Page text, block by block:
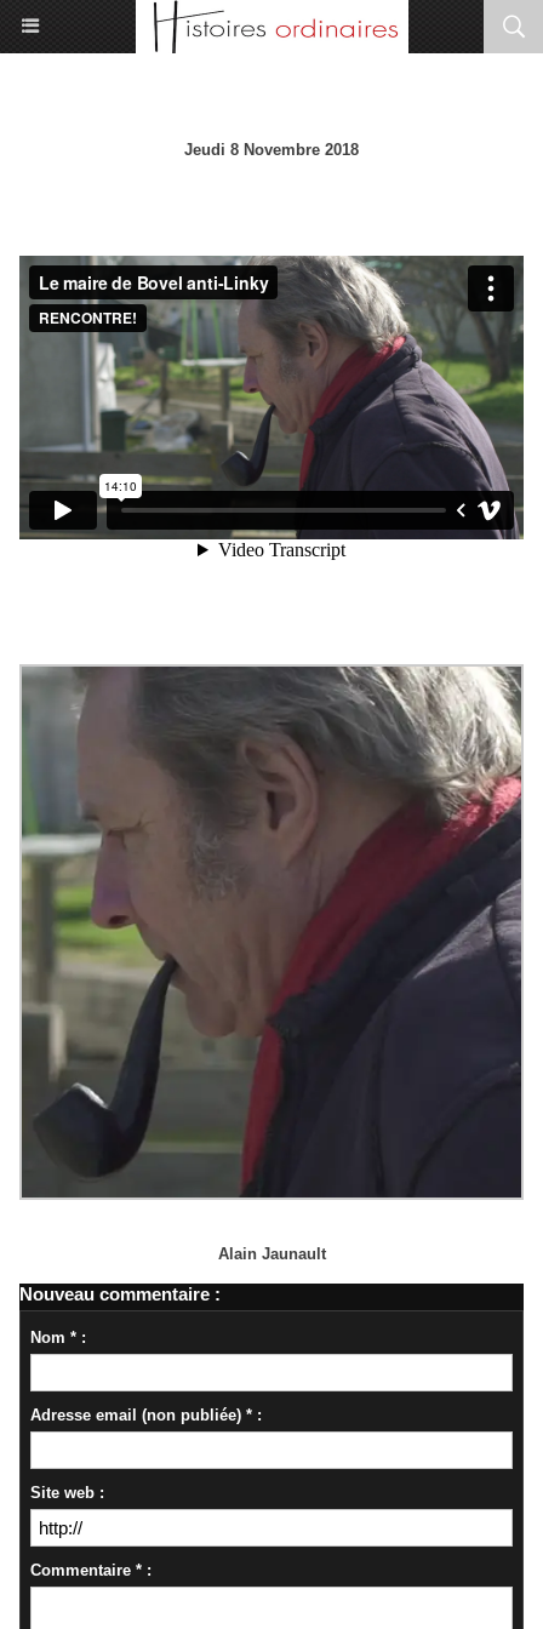
Jeudi 8 Novembre 2018
Alain Jaunault
Nouveau commentaire :
Nom * :
Adresse email (non publiée) * :
Site web :
Commentaire * :